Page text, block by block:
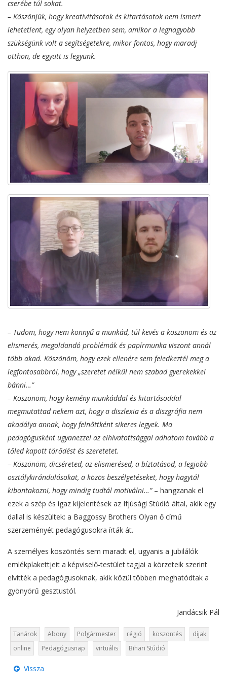
cserébe túl sokat.
– Köszönjük, hogy kreativitásotok és kitartásotok nem ismert
lehetetlent, egy olyan helyzetben sem, amikor a legnagyobb
szükségünk volt a segítségetekre, mikor fontos, hogy maradj
otthon, de együtt is legyünk.
– Tudom, hogy nem könnyű a munkád, túl kevés a köszönöm és az
elismerés, megoldandó problémák és papírmunka viszont annál
több akad. Köszönöm, hogy ezek ellenére sem feledkeztél meg a
legfontosabbról, hogy „szeretet nélkül nem szabad gyerekekkel
bánni…”
– Köszönöm, hogy kemény munkáddal és kitartásoddal
megmutattad nekem azt, hogy a diszlexia és a diszgráfia nem
akadálya annak, hogy felnőttként sikeres legyek. Ma
pedagógusként ugyanezzel az elhivatottsággal adhatom tovább a
tőled kapott törődést és szeretetet.
– Köszönöm, dicséreted, az elismerésed, a bíztatásod, a legjobb
osztálykirándulásokat, a közös beszélgetéseket, hogy hagytál
kibontakozni, hogy mindig tudtál motiválni…” – hangzanak el
ezek a szép és igaz kijelentések az Ifjúsági Stúdió által, akik egy
dallal is készültek: a Baggossy Brothers Olyan ő című
szerzeményét pedagógusokra írták át.
A személyes köszöntés sem maradt el, ugyanis a jubilálók
emlékplakettjeit a képviselő-testület tagjai a körzeteik szerint
elvitték a pedagógusoknak, akik közül többen meghatódtak a
gyönyörű gesztustól.
Jandácsik Pál
Tanárok Abony Polgármester régió köszöntés
díjak
online
Pedagógusnap virtuális Bihari Stúdió
Vissza